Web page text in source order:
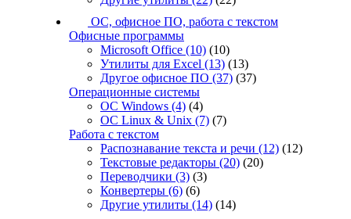
ОС, офисное ПО, работа с текстом
Офисные программы
Microsoft Office (10) (10)
Утилиты для Excel (13) (13)
Другое офисное ПО (37) (37)
Операционные системы
ОС Windows (4) (4)
ОС Linux & Unix (7) (7)
Работа с текстом
Распознавание текста и речи (12) (12)
Текстовые редакторы (20) (20)
Переводчики (3) (3)
Конвертеры (6) (6)
Другие утилиты (14) (14)